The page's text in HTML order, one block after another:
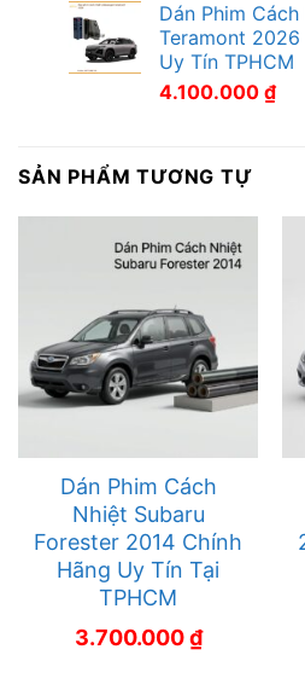
Dán Phim
Teramont
Uy Tín TPHCM
4.100.000 ₫
SẢN PHẨM TƯƠNG TỰ
Dán Phim Cách
Nhiệt Subaru
Forester 2014 Chính
Hãng Uy Tín Tại
TPHCM
3.700.000₫